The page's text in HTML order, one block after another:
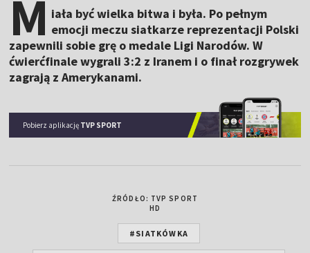
M iała być wielka bitwa i była. Po pełnym
emocji meczu siatkarze reprezentacji Polski
zapewnili sobie grę o medale Ligi Narodów. W
ćwierćfinale wygrali 3:2 z Iranem i o finał rozgrywek
zagrają z Amerykanami.
Pobierz aplikację TVP SPORT
ŹRÓDŁO: TVP SPORT
HD
#SIATKÓWKA